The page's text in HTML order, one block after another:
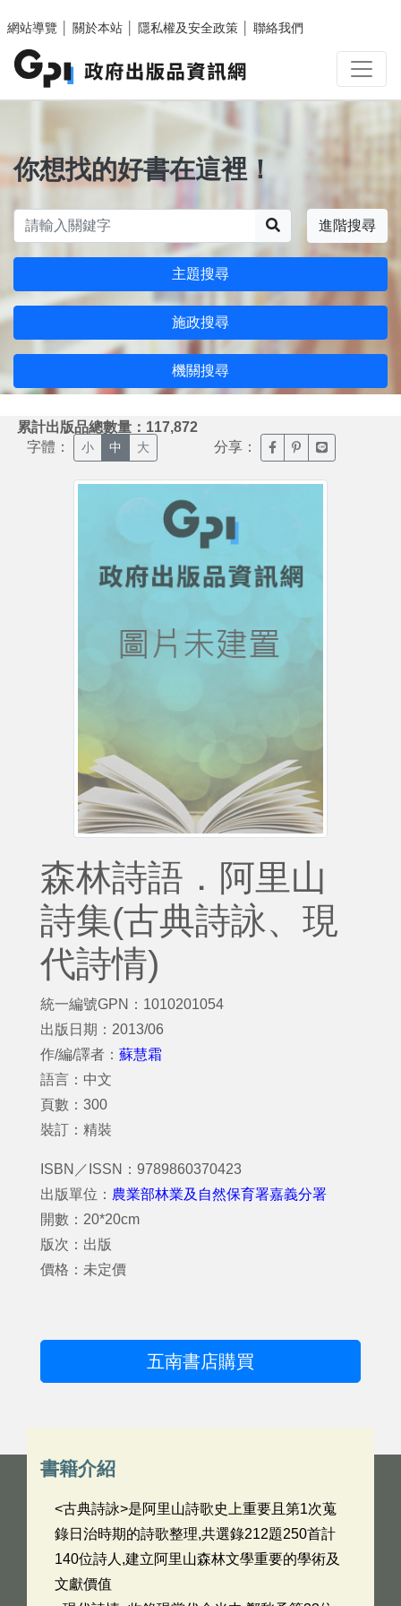
網站導覽
關於本站 隱私權及安全政策 聯絡我們
你想找的好書在這裡！
進階搜尋
主題搜尋
施政搜尋
機關搜尋
累計出版品總數量：117,872
字體： 小 中 大 分享： 臉書分享(另開新視窗)
噗浪分享(另開新
Line分享(另
森林詩語．阿里山
詩集(古典詩詠、現
代詩情)
統一編號GPN：1010201054
出版日期：2013/06
作/編/譯者： 蘇慧霜
語言：中文
頁數：300
裝訂：精裝
ISBN／ISSN：9789860370423
出版單位： 農業部林業及自然保育署嘉義分署
開數：20*20cm
版次：出版
價格：未定價
五南書店購買
書籍介紹
<古典詩詠>是阿里山詩歌史上重要且第1次蒐
錄日治時期的詩歌整理,共選錄212題250首計
140位詩人,建立阿里山森林文學重要的學術及
文獻價值